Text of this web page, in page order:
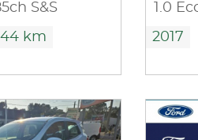
S&S
km 2017